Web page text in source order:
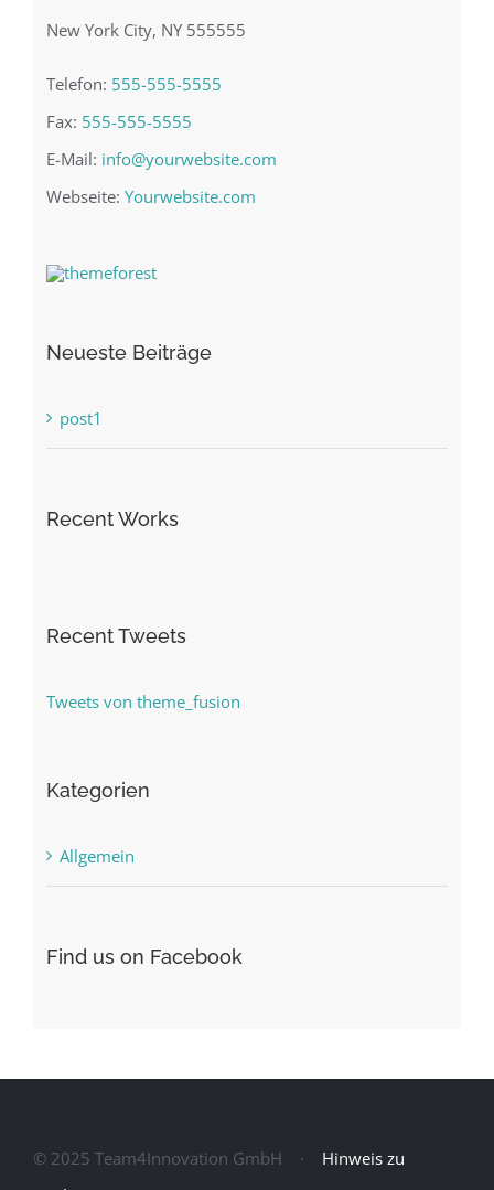
New York City, NY 555555
Telefon: 555-555-5555
Fax: 555-555-5555
E-Mail: info@yourwebsite.com
Webseite: Yourwebsite.com
Neueste Beiträge
post1
Recent Works
Recent Tweets
Tweets von theme_fusion
Kategorien
Allgemein
Find us on Facebook
© 2025 Team4Innovation GmbH · Hinweis zu